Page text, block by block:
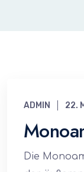
ADMIN 22.
Die